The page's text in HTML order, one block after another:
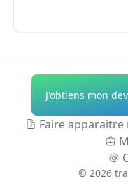
Traitement
d'Humidité des
Murs Rueil-
Malmaison
d'Humidité des
J'obtiens mon
Faire
© 2026